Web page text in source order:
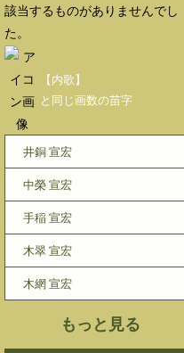
該当するものがありませんでし
た。
【内歌】
と同じ画数の苗字
井銅 宣宏
中榮 宣宏
手稲 宣宏
木翠 宣宏
木網 宣宏
もっと見る